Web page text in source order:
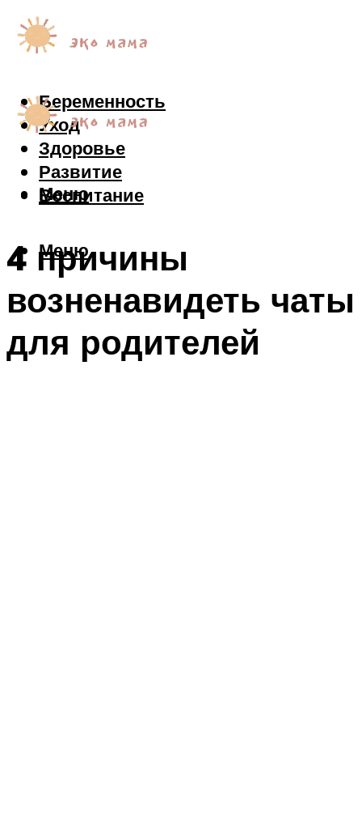
Беременность
Уход
Здоровье
Развитие
Воспитание
Меню
Меню
4 причины
возненавидеть чаты
для родителей